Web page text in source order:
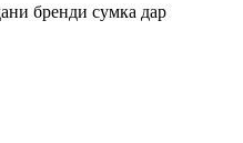
бренди сумка дар